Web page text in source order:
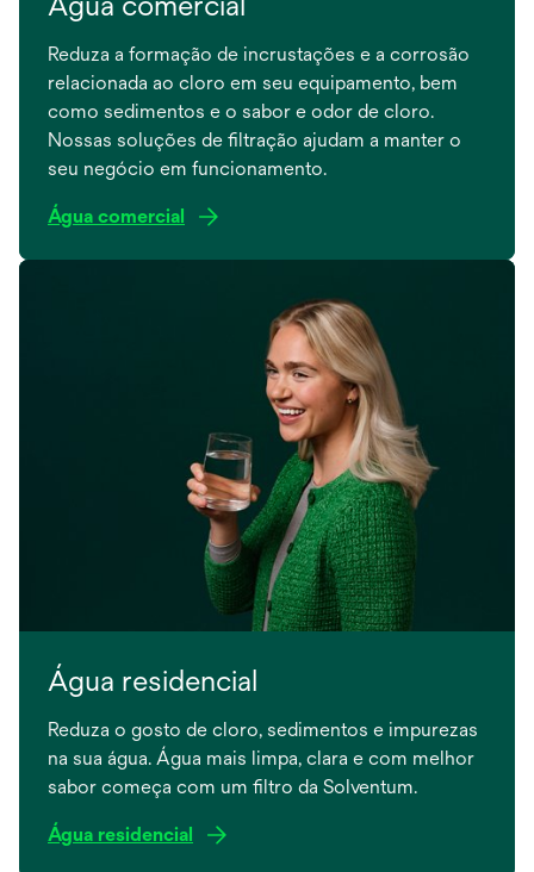
Reduza a formação de incrustações e a corrosão
relacionada ao cloro em seu equipamento, bem
como sedimentos e o sabor e odor de cloro.
Nossas soluções de filtração ajudam a manter o
seu negócio em funcionamento.
Água comercial
Água residencial
Reduza o gosto de cloro, sedimentos e impurezas
na sua água. Água mais limpa, clara e com melhor
sabor começa com um filtro da Solventum.
Água residencial